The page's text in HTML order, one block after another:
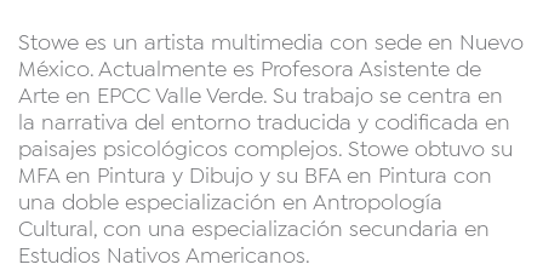
Stowe es un artista multimedia con sede en Nuevo
México. Actualmente es Profesora Asistente de
Arte en EPCC Valle Verde. Su trabajo se centra en
la narrativa del entorno traducida y codificada en
paisajes psicológicos complejos. Stowe obtuvo su
MFA en Pintura y Dibujo y su BFA en Pintura con
una doble especialización en Antropología
Cultural, con una especialización secundaria en
Estudios Nativos Americanos.